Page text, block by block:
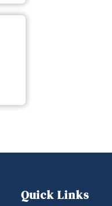
Quick Links